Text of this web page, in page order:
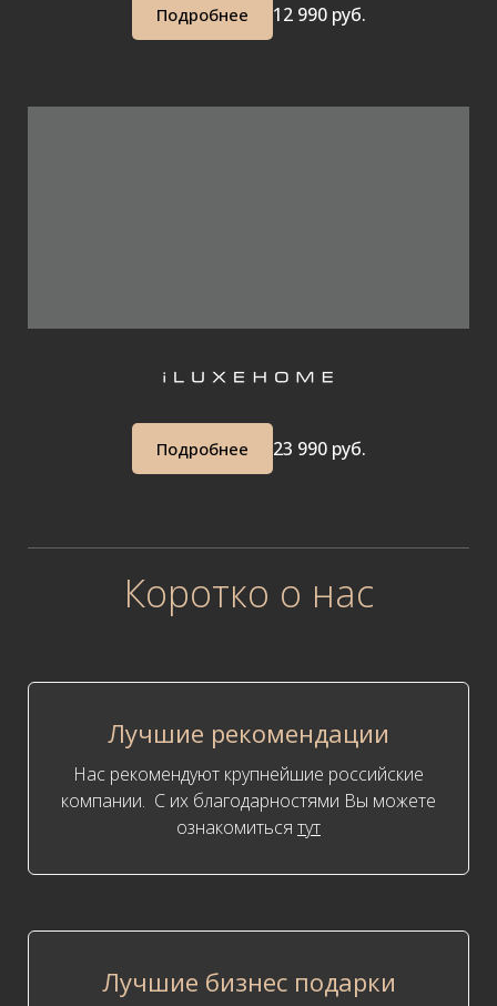
Подробнее 12 990 руб.
Подробнее 23 990 руб.
Коротко о нас
Лучшие рекомендации
Нас рекомендуют крупнейшие российские
компании. С их благодарностями Вы можете
ознакомиться тут
Лучшие бизнес подарки